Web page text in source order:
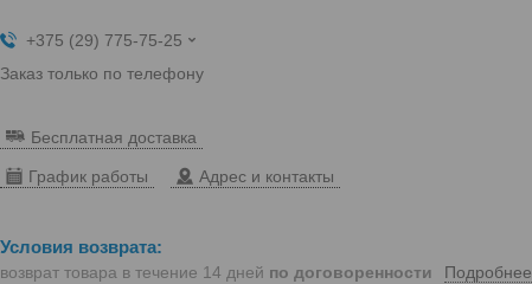
+375 (29) 775-75-25
Заказ только по телефону
Бесплатная доставка
График работы Адрес и контакты
возврат товара в течение 14 дней по договоренности Подробнее